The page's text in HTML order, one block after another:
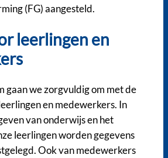
(FG) aangesteld.
leerlingen en
gaan we zorgvuldig om met de
en medewerkers. In
van onderwijs en het
leerlingen worden gegevens
Ook van medewerkers